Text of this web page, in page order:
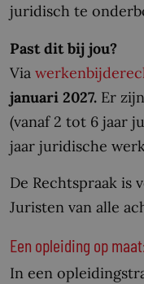
juridisch te
Past dit bij jou?
Via
januari 2027. Er
(vanaf 2 tot 6 jaar
jaar juridische
De Rechtspraak is
Juristen van alle
Een opleiding op
In een